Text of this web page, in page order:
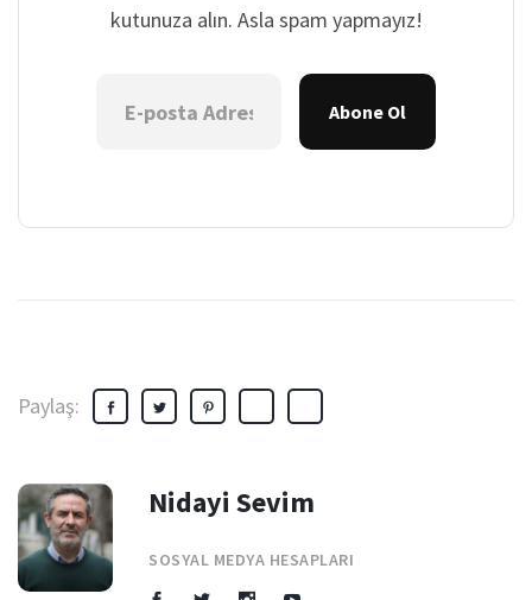
kutunuza alın. Asla spam yapmayız!
Abone Ol
Paylaş:
Nidayi Sevim
SOSYAL MEDYA HESAPLARI